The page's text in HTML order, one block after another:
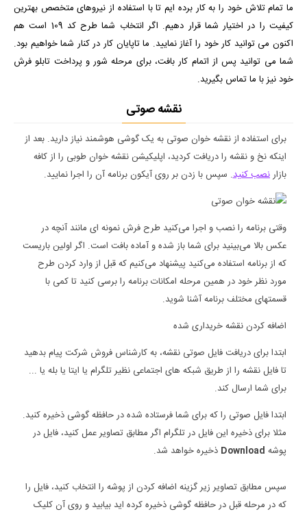
ما تمام تلاش خود را به کار برده ایم تا با استفاده از نیروهای متخصص بهترین
کیفیت را در اختیار شما قرار دهیم. اگر انتخاب شما طرح کد 109 است هم
اکنون می توانید کار خود را آغاز نمایید. ما تاپایان کار در کنار شما خواهیم بود.
شما می توانید پس از اتمام کار بافت، برای مرحله شور و پرداخت تابلو فرش
خود نیز با ما تماس بگیرید.
نقشه صوتی
برای استفاده از نقشه خوان صوتی به یک گوشی هوشمند نیاز دارید. بعد از
اینکه نخ و نقشه را دریافت کردید، اپلیکیشن نقشه خوان طوبی را از کافه
بازارنصب کنید. سپس با زدن بر روی آیکون برنامه آن را اجرا نمایید.
وقتی برنامه را نصب و اجرا می‌کنید طرح فرش نمونه ای مانند آنچه در
عکس بالا می‌بینید برای شما باز شده و آماده بافت است. اگر اولین باریست
که از برنامه استفاده می‌کنید پیشنهاد می‌کنیم که قبل از وارد کردن طرح
مورد نظر خود در همین مرحله امکانات برنامه را برسی کنید تا کمی با
قسمتهای مختلف برنامه آشنا شوید.
اضافه کردن نقشه خریداری شده
ابتدا برای دریافت فایل صوتی نقشه، به کارشناس فروش شرکت پیام بدهید
تا فایل نقشه را از طریق شبکه های اجتماعی نظیر تلگرام یا ایتا یا بله یا ...
برای شما ارسال کند.
ابتدا فایل صوتی را که برای شما فرستاده شده در حافظه گوشی ذخیره کنید.
مثلا برای ذخیره این فایل در تلگرام اگر مطابق تصاویر عمل کنید، فایل در
پوشه Download ذخیره خواهد شد.
سپس مطابق تصاویر زیر گزینه اضافه کردن از پوشه را انتخاب کنید، فایل را
که در مرحله قبل در حافظه گوشی ذخیره کرده اید بیابید و روی آن کلیک